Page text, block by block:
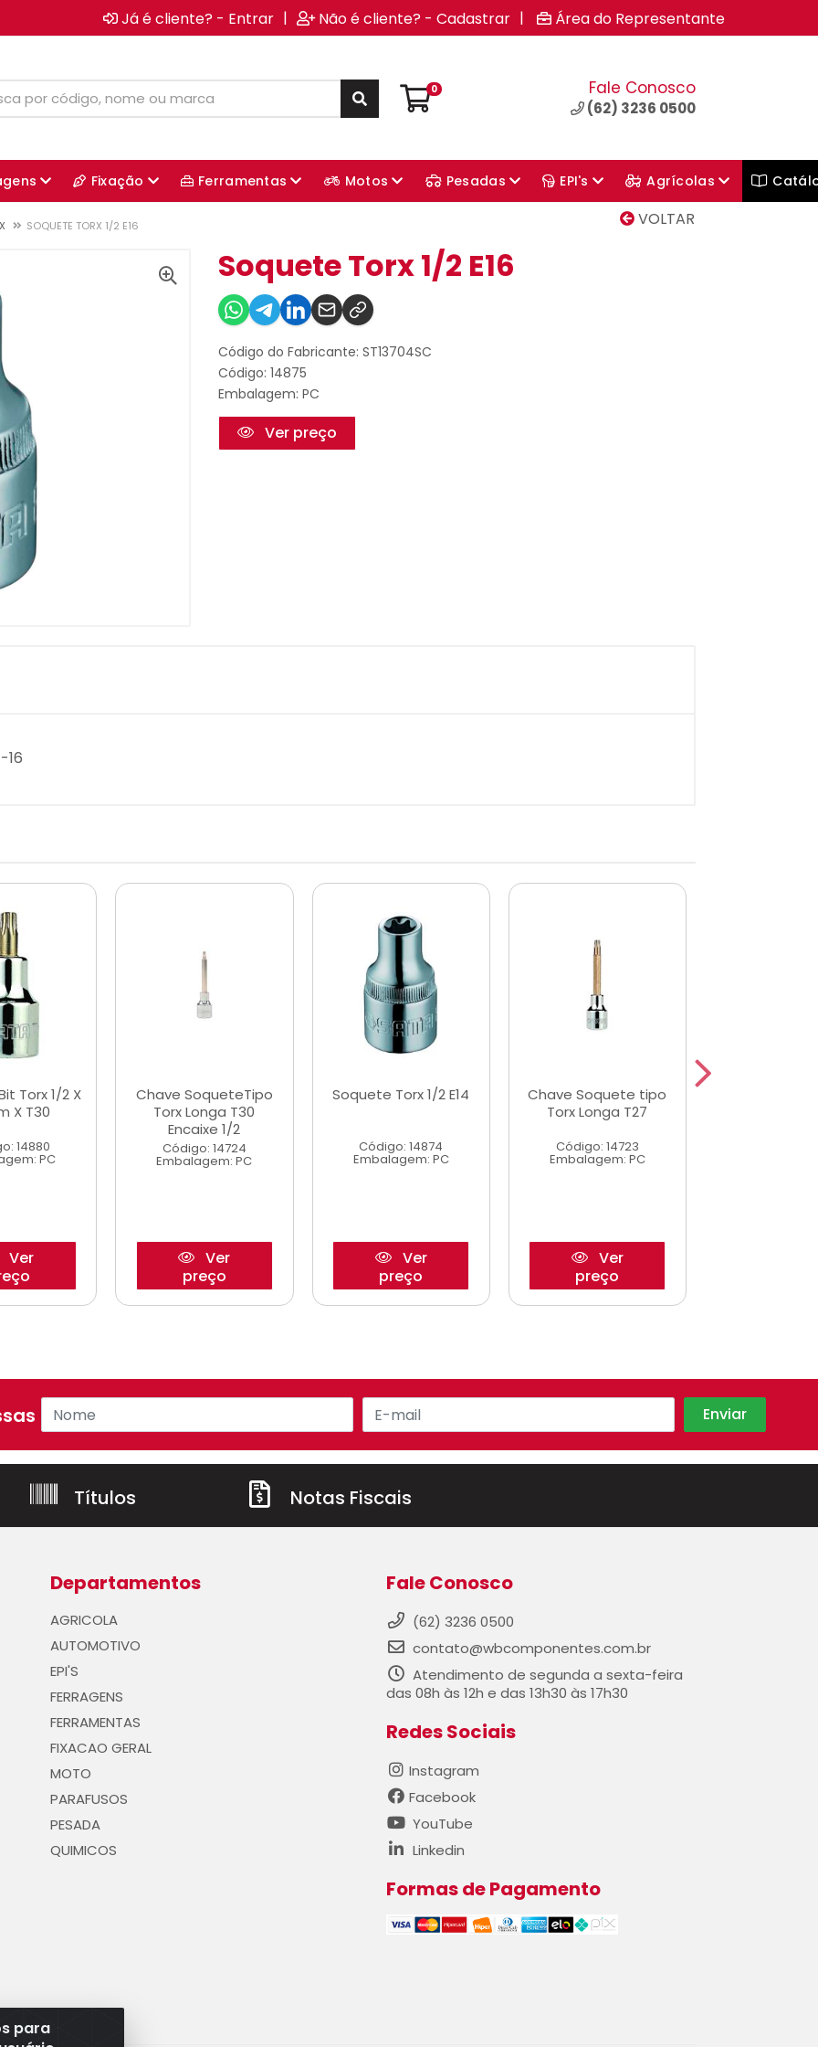
Já é cliente? - Entrar | Não é cliente? - Cadastrar | Área do Representante
0 Fale Conosco
(62) 3236 0500
Fixação Ferramentas Motos Pesadas EPI's Agrícolas
VOLTAR
SOQUETE TORX 1/2 E16
Soquete Torx 1/2 E16
Código do Fabricante: ST13704SC
Código: 14875
Embalagem: PC
Ver preço
16
Torx 1/2 X
X T30
14880
PC
Ver
Chave SoqueteTipo
Torx Longa T30
Encaixe 1/2
Código: 14724
Embalagem: PC
Ver
preço
Soquete Torx 1/2 E14
Código: 14874
Embalagem: PC
Ver
preço
Chave Soquete tipo
Torx Longa T27
Código: 14723
Embalagem: PC
Ver
preço
para
ofertas!
Títulos Notas Fiscais
Departamentos
AGRICOLA
AUTOMOTIVO
EPI'S
FERRAGENS
FERRAMENTAS
FIXACAO GERAL
MOTO
PARAFUSOS
PESADA
QUIMICOS
Fale Conosco
(62) 3236 0500
contato@wbcomponentes.com.br
Atendimento de segunda a sexta-feira
das 08h às 12h e das 13h30 às 17h30
Redes Sociais
Instagram
Facebook
YouTube
Linkedin
Formas de Pagamento